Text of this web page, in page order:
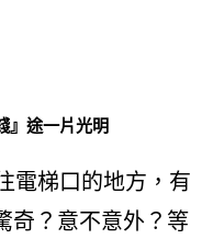
』途一片光明
電梯口的地方，有
奇？意不意外？等